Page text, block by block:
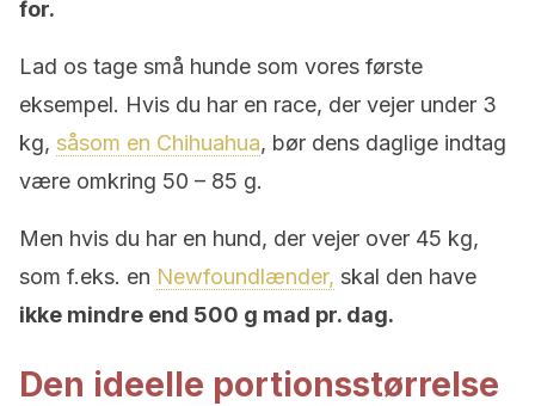
for.
Lad os tage små hunde som vores første
eksempel. Hvis du har en race, der vejer under 3
kg, såsom en Chihuahua, bør dens daglige indtag
være omkring 50 – 85 g.
Men hvis du har en hund, der vejer over 45 kg,
som f.eks. en Newfoundlænder, skal den have
ikke mindre end 500 g mad pr. dag.
Den ideelle portionsstørrelse